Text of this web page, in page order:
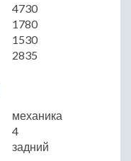
4730
1780
1530
2835
механика
4
задний